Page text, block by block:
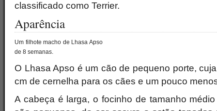
classificado como Terrier.
Aparência
Um filhote macho de Lhasa Apso
de 8 semanas.
O Lhasa Apso é um cão de pequeno porte,
cm de cernelha para os cães e um pouco
A cabeça é larga, o focinho de tamanho